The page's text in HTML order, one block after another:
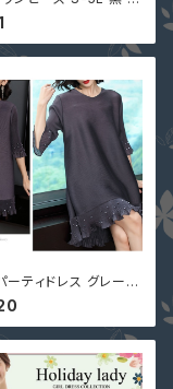
通勤コーデ ぽっちゃ
イズ レディース 袖あ
大人可愛い 花柄
ーティドレス グレー F
ーティー 二次会 結婚
大人可愛ビジュー フ
たりドレス SZLN-611